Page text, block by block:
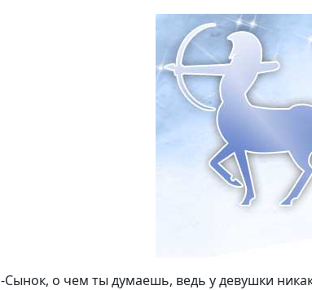
-Сынок, о чем ты думаешь, ведь у девушки